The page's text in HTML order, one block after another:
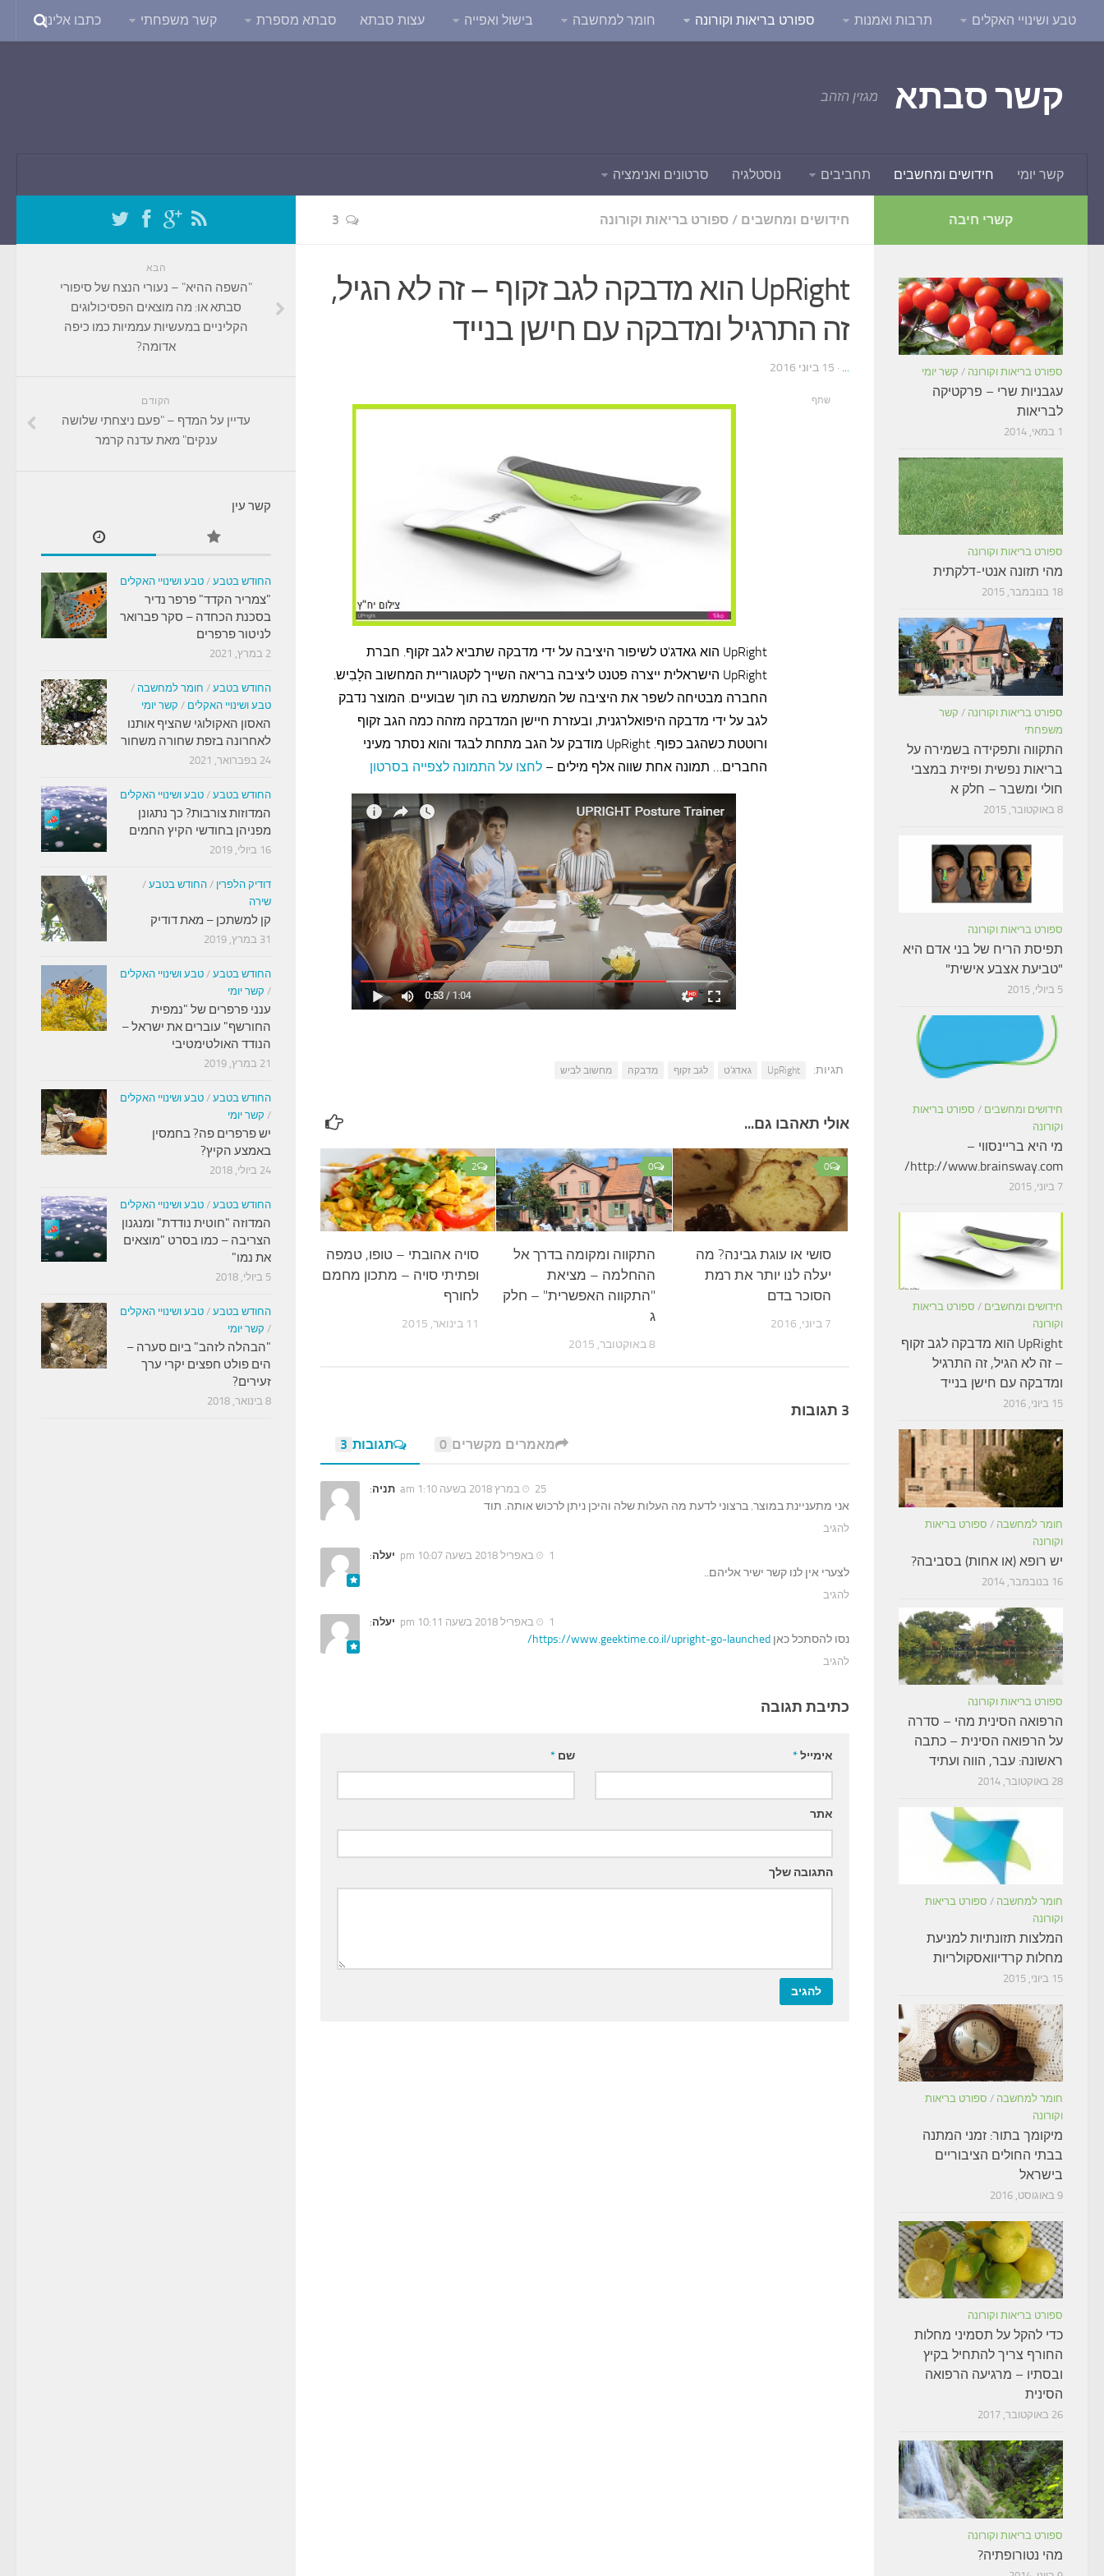
טבע ושינויי האקלים תרבות ואמנות ספורט בריאות וקורונה חומר למחשבה בישול ואפייה עצות סבתא סבתא מספרת קשר משפחתי כתבו אלינו
קשר סבתא מגזין הזהב
קשר יומי חידושים ומחשבים תחביבים נוסטלגיה סרטונים ואנימציה
חידושים ומחשבים / ספורט בריאות וקורונה 3
UpRight הוא מדבקה לגב זקוף – זה לא הגיל,
זה התרגיל ומדבקה עם חישן בנייד
... · 15 ביוני 2016
UpRight הוא גאדג'ט לשיפור היציבה על ידי מדבקה שתביא לגב זקוף. חברת
UpRight הישראלית ייצרה פטנט ליציבה בריאה השייך לקטגוריית המחשוב הלָבִיש.
החברה מבטיחה לשפר את היציבה של המשתמש בה תוך שבועיים. המוצר נדבק
לגב על ידי מדבקה היפואלרגנית, ובעזרת חיישן המדבקה מזהה כמה הגב זקוף
ורוטטת כשהגב כפוף. UpRight מודבק על הגב מתחת לבגד והוא נסתר מעיני
החברים… תמונה אחת שווה אלף מילים – לחצו על התמונה לצפייה בסרטון
שתף
תגיות: UpRight גאדג'ט לגב זקוף מדבקה מחשוב לביש
אולי תאהבו גם...
2
סויה אהובתי – טופו, טמפה
ופתיתי סויה – מתכון מחמם
לחורף
11 בינואר, 2015
0
התקווה ומקומה בדרך אל
ההחלמה – מציאת
"התקווה האפשרית" – חלק
ג
8 באוקטובר, 2015
0
סושי או עוגת גבינה? מה
יעלה לנו יותר את רמת
הסוכר בדם
7 ביוני, 2016
3 תגובות
תגובות 3 מאמרים מקשרים 0
תניה: 25 במרץ 2018 בשעה 1:10 am
אני מתעניינת במוצר. ברצוני לדעת מה העלות שלה והיכן ניתן לרכוש אותה. תוד
להגיב
יעלה: 1 באפריל 2018 בשעה 10:07 pm
לצערי אין לנו קשר ישיר אליהם..
להגיב
יעלה: 1 באפריל 2018 בשעה 10:11 pm
נסו להסתכל כאן https://www.geektime.co.il/upright-go-launched/
להגיב
כתיבת תגובה
שם* אימייל*
אתר
התגובה שלך
הבא
"השפה ההיא" – נעורי הנצח של סיפורי
סבתא או: מה מוצאים הפסיכולוגים
הקליניים במעשיות עממיות כמו כיפה
אדומה?
הקודם
עדיין על המדף – "פעם ניצחתי שלושה
ענקים" מאת עדנה קרמר
קשר עין
החודש בטבע / טבע ושינויי האקלים
"צמריר הקדד" פרפר נדיר
בסכנת הכחדה – סקר פברואר
לניטור פרפרים
2 במרץ, 2021
החודש בטבע / חומר למחשבה /
טבע ושינויי האקלים / קשר יומי
האסון האקולוגי שהציף אותנו
לאחרונה בזפת שחורה משחור
24 בפברואר, 2021
החודש בטבע / טבע ושינויי האקלים
המדוזות צורבות? כך נתגונן
מפניהן בחודשי הקיץ החמים
16 ביולי, 2019
דודיק הלפרין / החודש בטבע /
שירה
קן למשתכן – מאת דודיק
31 במרץ, 2019
החודש בטבע / טבע ושינויי האקלים
/ קשר יומי
ענני פרפרים של "נמפית
החורשף" עוברים את ישראל –
הנודד האולטימטיבי
21 במרץ, 2019
החודש בטבע / טבע ושינויי האקלים
/ קשר יומי
יש פרפרים פה? בחמסין
באמצע הקיץ?
24 ביולי, 2018
החודש בטבע / טבע ושינויי האקלים
המדוזה "חוטית נודדת" ומנגנון
הצריבה – כמו בסרט "מוצאים
את נמו"
5 ביולי, 2018
החודש בטבע / טבע ושינויי האקלים
/ קשר יומי
"הבהלה לזהב" ביום סערה –
הים פולט חפצים יקרי ערך
זעירים?
8 בינואר, 2018
קשרי חיבה
ספורט בריאות וקורונה / קשר יומי
עגבניות שרי – פרקטיקה
לבריאות
1 במאי, 2014
ספורט בריאות וקורונה
מהי תזונה אנטי-דלקתית
18 בנובמבר, 2015
ספורט בריאות וקורונה / קשר
משפחתי
התקווה ותפקידה בשמירה על
בריאות נפשית ופיזית במצבי
חולי ומשבר – חלק א
8 באוקטובר, 2015
ספורט בריאות וקורונה
תפיסת הריח של בני אדם היא
"טביעת אצבע אישית"
5 ביולי, 2015
חידושים ומחשבים / ספורט בריאות
וקורונה
מי היא בריינסווי –
http://www.brainsway.com/
7 ביוני, 2015
חידושים ומחשבים / ספורט בריאות
וקורונה
UpRight הוא מדבקה לגב זקוף
– זה לא הגיל, זה התרגיל
ומדבקה עם חישן בנייד
15 ביוני, 2016
חומר למחשבה / ספורט בריאות
וקורונה
יש רופא (או אחות) בסביבה?
16 בנובמבר, 2014
ספורט בריאות וקורונה
הרפואה הסינית מהי – סדרה
על הרפואה הסינית – כתבה
ראשונה: עבר, הווה ועתיד
28 באוקטובר, 2014
חומר למחשבה / ספורט בריאות
וקורונה
המלצות תזונתיות למניעת
מחלות קרדיוואסקולריות
15 ביוני, 2015
חומר למחשבה / ספורט בריאות
וקורונה
מיקומך בתור: זמני המתנה
בבתי החולים הציבוריים
בישראל
9 באוגוסט, 2016
ספורט בריאות וקורונה
כדי להקל על תסמיני מחלות
החורף צריך להתחיל בקיץ
ובסתיו – מרגיעה הרפואה
הסינית
26 באוקטובר, 2017
ספורט בריאות וקורונה
מהי נטורופתיה?